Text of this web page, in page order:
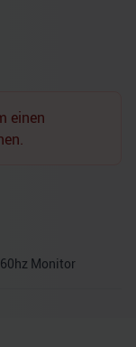
einen
Monitor